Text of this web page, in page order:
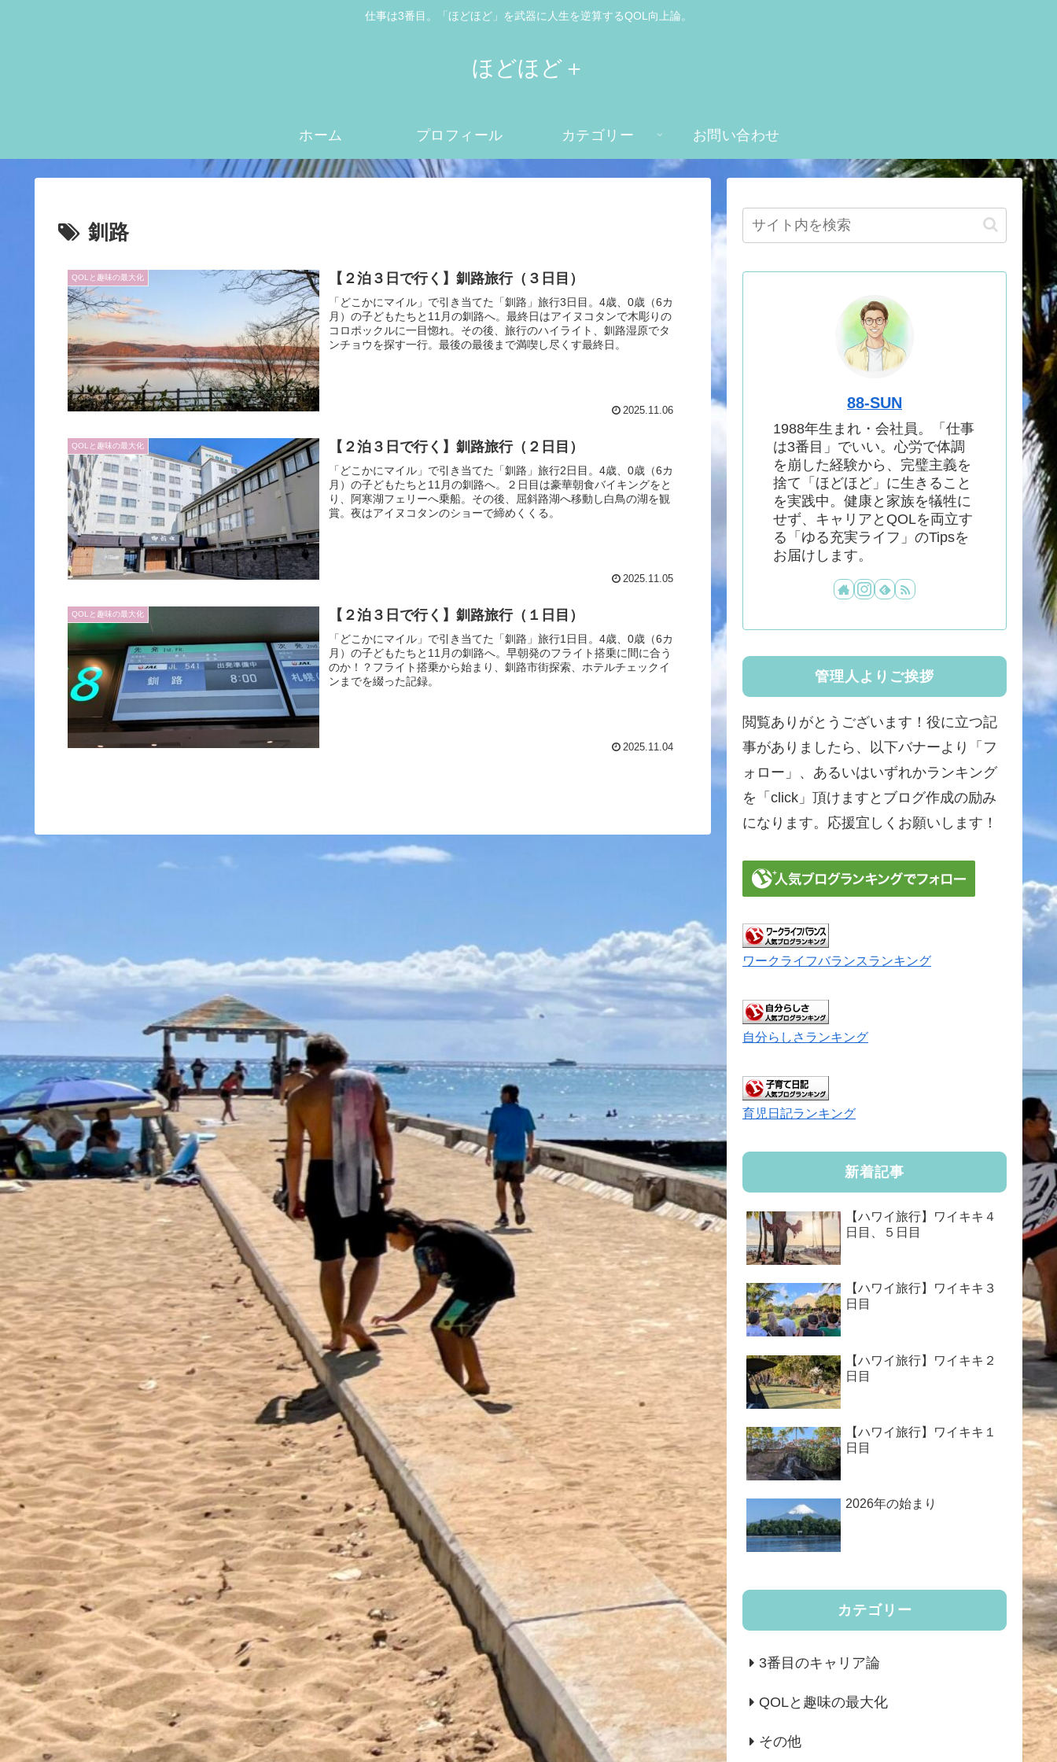
仕事は3番目。「ほどほど」を武器に人生を逆算するQOL向上論。
ほどほど＋
ホーム プロフィール カテゴリー お問い合わせ
釧路
QOLと趣味の最大化 【２泊３日で行く】釧路旅行（３日目）
「どこかにマイル」で引き当てた「釧路」旅行3日目。4歳、0歳（6カ
月）の子どもたちと11月の釧路へ。最終日はアイヌコタンで木彫りの
コロポックルに一目惚れ。その後、旅行のハイライト、釧路湿原でタ
ンチョウを探す一行。最後の最後まで満喫し尽くす最終日。
2025.11.06
QOLと趣味の最大化 【２泊３日で行く】釧路旅行（２日目）
「どこかにマイル」で引き当てた「釧路」旅行2日目。4歳、0歳（6カ
月）の子どもたちと11月の釧路へ。２日目は豪華朝食バイキングをと
り、阿寒湖フェリーへ乗船。その後、屈斜路湖へ移動し白鳥の湖を観
賞。夜はアイヌコタンのショーで締めくくる。
2025.11.05
QOLと趣味の最大化 【２泊３日で行く】釧路旅行（１日目）
「どこかにマイル」で引き当てた「釧路」旅行1日目。4歳、0歳（6カ
月）の子どもたちと11月の釧路へ。早朝発のフライト搭乗に間に合う
のか！？フライト搭乗から始まり、釧路市街探索、ホテルチェックイ
ンまでを綴った記録。
2025.11.04
88-SUN
1988年生まれ・会社員。「仕事
は3番目」でいい。心労で体調
を崩した経験から、完璧主義を
捨て「ほどほど」に生きること
を実践中。健康と家族を犠牲に
せず、キャリアとQOLを両立す
る「ゆる充実ライフ」のTipsを
お届けします。
管理人よりご挨拶
閲覧ありがとうございます！役に立つ記
事がありましたら、以下バナーより「フ
ォロー」、あるいはいずれかランキング
を「click」頂けますとブログ作成の励み
になります。応援宜しくお願いします！
ワークライフバランスランキング
自分らしさランキング
育児日記ランキング
新着記事
【ハワイ旅行】ワイキキ４
日目、５日目
【ハワイ旅行】ワイキキ３
日目
【ハワイ旅行】ワイキキ２
日目
【ハワイ旅行】ワイキキ１
日目
2026年の始まり
カテゴリー
3番目のキャリア論
QOLと趣味の最大化
その他